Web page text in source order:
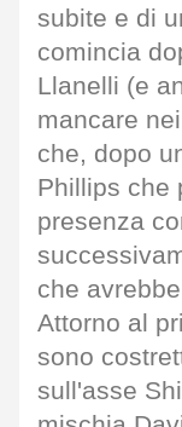
subite e di
comincia
Llanelli (e
mancare
che, dopo
Phillips che
presenza
che
Attorno al
sono
sull'asse